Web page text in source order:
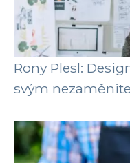
Rony Plesl:
svým